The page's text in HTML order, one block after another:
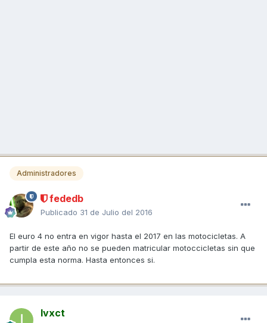
Administradores
fededb
Publicado 31 de Julio del 2016
El euro 4 no entra en vigor hasta el 2017 en las motocicletas. A
partir de este año no se pueden matricular motoccicletas sin que
cumpla esta norma. Hasta entonces si.
Ivxct